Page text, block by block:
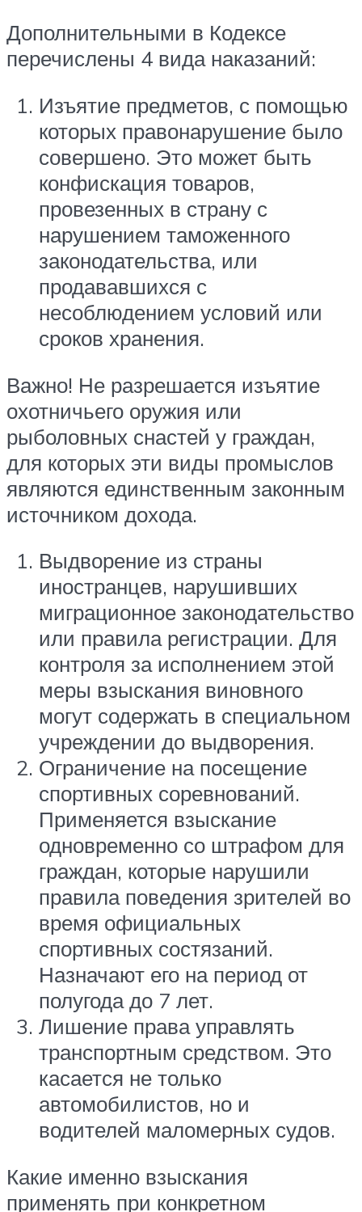
Дополнительными в Кодексе
перечислены 4 вида наказаний:
Изъятие предметов, с помощью
которых правонарушение было
совершено. Это может быть
конфискация товаров,
провезенных в страну с
нарушением таможенного
законодательства, или
продававшихся с
несоблюдением условий или
сроков хранения.
Важно! Не разрешается изъятие
охотничьего оружия или
рыболовных снастей у граждан,
для которых эти виды промыслов
являются единственным законным
источником дохода.
Выдворение из страны
иностранцев, нарушивших
миграционное законодательство
или правила регистрации. Для
контроля за исполнением этой
меры взыскания виновного
могут содержать в специальном
учреждении до выдворения.
Ограничение на посещение
спортивных соревнований.
Применяется взыскание
одновременно со штрафом для
граждан, которые нарушили
правила поведения зрителей во
время официальных
спортивных состязаний.
Назначают его на период от
полугода до 7 лет.
Лишение права управлять
транспортным средством. Это
касается не только
автомобилистов, но и
водителей маломерных судов.
Какие именно взыскания
применять при конкретном